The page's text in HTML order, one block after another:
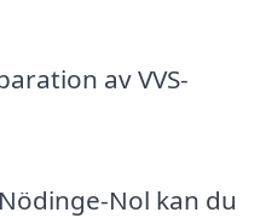
av VVS-
Nol kan du